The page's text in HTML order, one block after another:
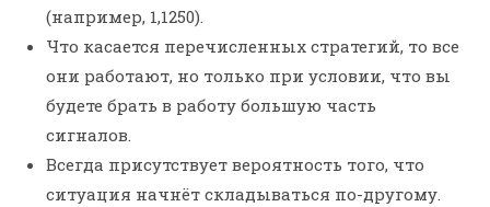
(например, 1,1250).
Что касается перечисленных стратегий, то все
они работают, но только при условии, что вы
будете брать в работу большую часть
сигналов.
Всегда присутствует вероятность того, что
ситуация начнёт складываться по-другому.